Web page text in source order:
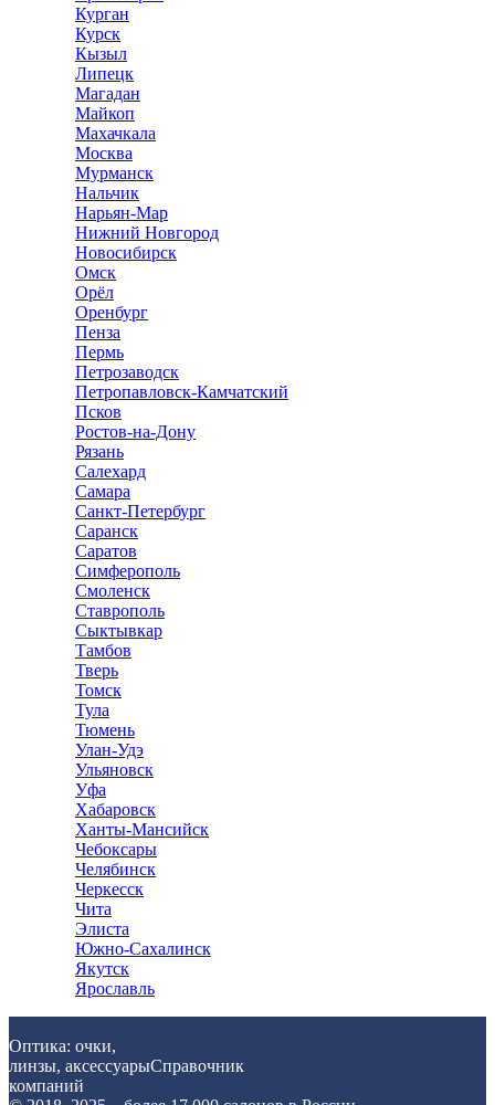
Курган
Курск
Кызыл
Липецк
Магадан
Майкоп
Махачкала
Москва
Мурманск
Нальчик
Нарьян-Мар
Нижний Новгород
Новосибирск
Омск
Орёл
Оренбург
Пенза
Пермь
Петрозаводск
Петропавловск-Камчатский
Псков
Ростов-на-Дону
Рязань
Салехард
Самара
Санкт-Петербург
Саранск
Саратов
Симферополь
Смоленск
Ставрополь
Сыктывкар
Тамбов
Тверь
Томск
Тула
Тюмень
Улан-Удэ
Ульяновск
Уфа
Хабаровск
Ханты-Мансийск
Чебоксары
Челябинск
Черкесск
Чита
Элиста
Южно-Сахалинск
Якутск
Ярославль
Оптика: очки,
линзы, аксессуарыСправочник
компаний